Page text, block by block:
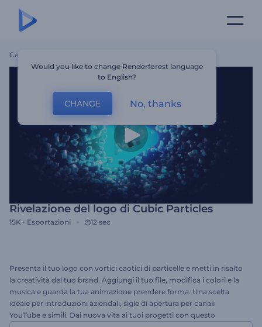
Casa
Rivelazione del logo di Cubic Particles
15K+ Esportazioni 12 sec
Presenta il tuo logo con vortici caotici di particelle e metti in risalto
la creatività del tuo brand. Aggiungi il tuo file, modifica i colori e la
musica e guarda la tua animazione prendere forma. Una scelta
ideale per introduzioni aziendali, sigle di apertura per canali
YouTube e simili. Dai nuova vita ai tuoi progetti con questo
Would you like to change Renderforest language
to English?
CHANGE No, thanks